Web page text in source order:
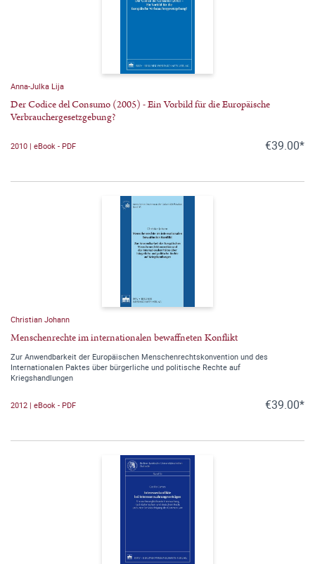
Anna-Julka Lija
Der Codice del Consumo (2005) - Ein Vorbild für die Europäische
Verbrauchergesetzgebung?
2010 | eBook - PDF €39.00*
Christian Johann
Menschenrechte im internationalen bewaffneten Konflikt
Zur Anwendbarkeit der Europäischen Menschenrechtskonvention und des
Internationalen Paktes über bürgerliche und politische Rechte auf
Kriegshandlungen
2012 | eBook - PDF €39.00*